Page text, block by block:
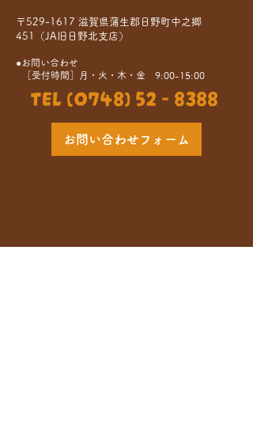
〒529-1617 滋賀県蒲生郡日野町中之郷
451（JA旧日野北支店）
●お問い合わせ
［受付時間］月・火・木・金 9:00-15:00
TEL (0748) 52 - 8388
お問い合わせフォーム